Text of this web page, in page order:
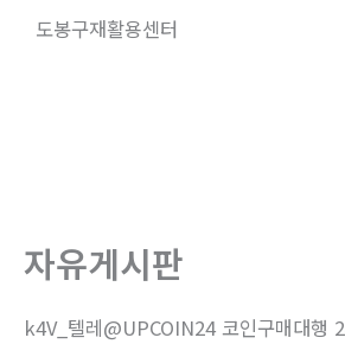
도봉구재활용센터
자유게시판
k4V_텔레@UPCOIN24 코인구매대행